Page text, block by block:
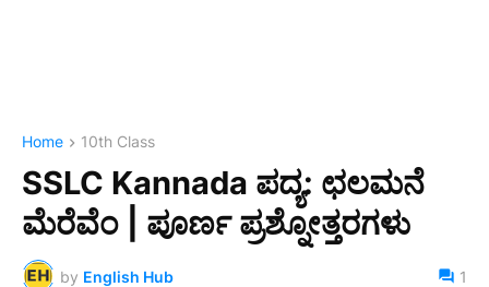
Home 10th Class
SSLC Kannada ಪದ್ಯ: ಛಲಮನೆ
ಮೆರೆವೆಂ | ಪೂರ್ಣ ಪ್ರಶ್ನೋತ್ತರಗಳು
by English Hub 1